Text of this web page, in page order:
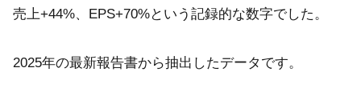
売上+44%、EPS+70%という記録的な数字でした。
2025年の最新報告書から抽出したデータです。